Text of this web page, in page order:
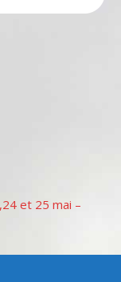
et 25 mai –